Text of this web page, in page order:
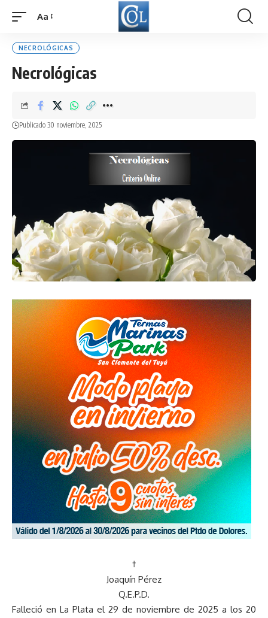
Font
Aa
NECROLÓGICAS
Necrológicas
Publicado 30 noviembre, 2025
†
Joaquín Pérez
Q.E.P.D.
Falleció en La Plata el 29 de noviembre de 2025 a los 20